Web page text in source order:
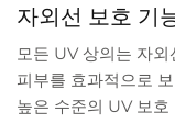
자외선 보호 기
모든 UV 상의는 자
피부를 효과적으로
높은 수준의 UV 보